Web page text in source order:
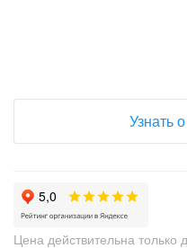
Узнать
Цена действительна только